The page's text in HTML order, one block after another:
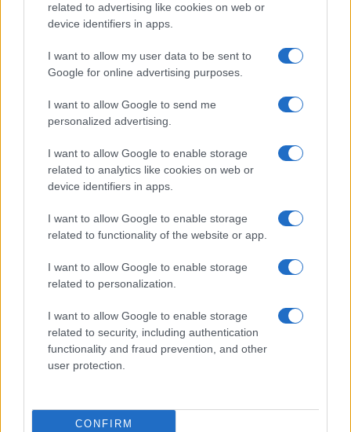
related to advertising like cookies on web or
device identifiers in apps.
I want to allow my user data to be sent to
Google for online advertising purposes.
I want to allow Google to send me
personalized advertising.
I want to allow Google to enable storage
related to analytics like cookies on web or
device identifiers in apps.
I want to allow Google to enable storage
related to functionality of the website or app.
I want to allow Google to enable storage
related to personalization.
I want to allow Google to enable storage
related to security, including authentication
functionality and fraud prevention, and other
user protection.
CONFIRM
Un bombero de la Generalitat pierde la vida…
CRÓNICA
profundidad y rigor
culturales…
CRÓNICA